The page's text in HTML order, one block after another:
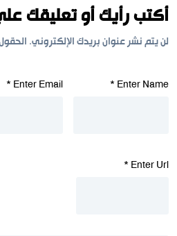
أكتب رأيك أو تعليقك
لن يتم نشر عنوان بريدك الإلكتروني.
Enter Name
*
Enter Email
*
Enter Url
*